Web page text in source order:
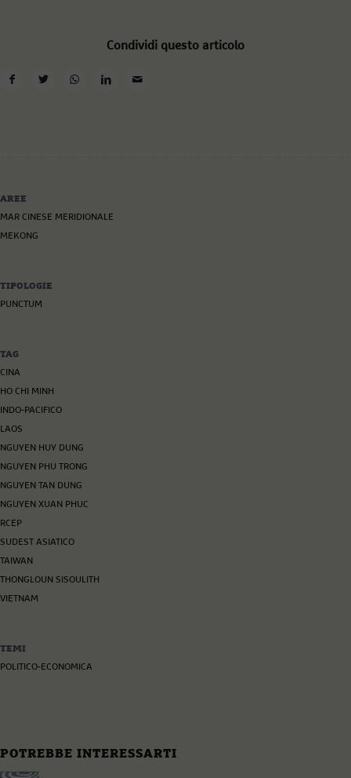
Condividi questo articolo
AREE
MAR CINESE MERIDIONALE
MEKONG
TIPOLOGIE
PUNCTUM
TAG
CINA
HO CHI MINH
INDO-PACIFICO
LAOS
NGUYEN HUY DUNG
NGUYEN PHU TRONG
NGUYEN TAN DUNG
NGUYEN XUAN PHUC
RCEP
SUDEST ASIATICO
TAIWAN
THONGLOUN SISOULITH
VIETNAM
TEMI
POLITICO-ECONOMICA
POTREBBE INTERESSARTI